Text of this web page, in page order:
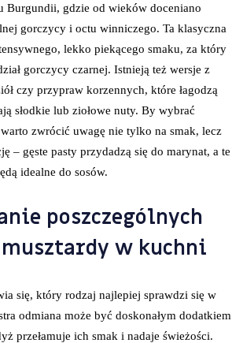
Burgundii, gdzie od wieków doceniano
gorczycy i octu winniczego. Ta klasyczna
lekko piekącego smaku, za który
gorczycy czarnej. Istnieją też wersje z
czy przypraw korzennych, które łagodzą
słodkie lub ziołowe nuty. By wybrać
zwrócić uwagę nie tylko na smak, lecz
– gęste pasty przydadzą się do marynat, a te
idealne do sosów.
poszczególnych
w kuchni
się, który rodzaj najlepiej sprawdzi się w
odmiana może być doskonałym dodatkiem
przełamuje ich smak i nadaje świeżości.